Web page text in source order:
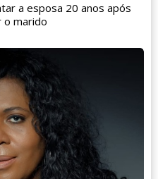
a esposa 20 anos após
o marido